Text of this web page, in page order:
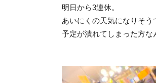
明日から3連休。
あいにくの天気になりそう
予定が潰れてしまった方な